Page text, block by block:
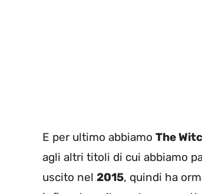
E per ultimo abbiamo The
agli altri titoli di cui abbiamo
uscito nel 2015, quindi ha